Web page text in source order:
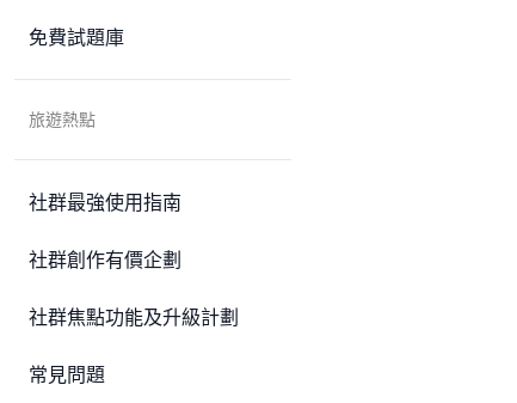
免費試題庫
旅遊熱點
社群最強使用指南
社群創作有價企劃
社群焦點功能及升級計劃
常見問題